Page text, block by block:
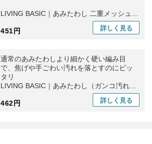
LIVING BASIC｜あみたわし 二重メッシュ
紐付き キッチン用品 洗い物 食器洗い 日本
製
451円 詳しく 見る
通常のあみたわしより細かく硬い編み目
で、焦げや手ごわい汚れを落とすのにピッ
タリ
LIVING BASIC｜あみたわし（ガンコ汚れ
用）台所用日 食器洗い ギフト
462円
詳しく 見る